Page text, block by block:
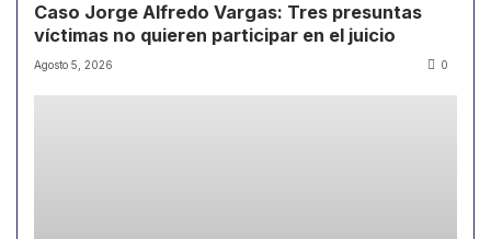
Caso Jorge Alfredo Vargas: Tres presuntas
víctimas no quieren participar en el juicio
Agosto 5, 2026 0